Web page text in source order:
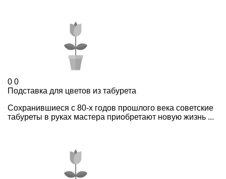
0 0
Подставка для цветов из табурета
Сохранившиеся с 80-х годов прошлого века советские
табуреты в руках мастера приобретают новую жизнь ...